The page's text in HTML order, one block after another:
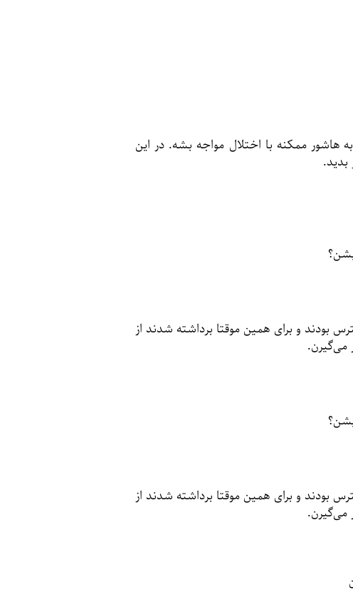
ممکنه با اختلال مواجه بشه. در این
بدید.
بودند و برای همین موقتا برداشته شدند از
می‌گیرن.
بودند و برای همین موقتا برداشته شدند از
می‌گیرن.